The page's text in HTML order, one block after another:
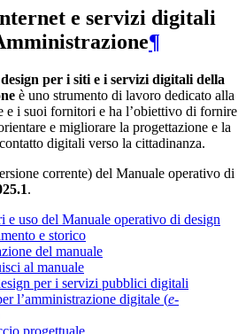
e servizi digitali
¶
per i siti e i servizi digitali della
è uno strumento di lavoro dedicato alla
e i suoi fornitori e ha l’obiettivo di fornire
e migliorare la progettazione e la
digitali verso la cittadinanza.
corrente) del Manuale operativo di
.
e uso del Manuale operativo di design
e storico
del manuale
al manuale
per i servizi pubblici digitali
l’amministrazione digitale (e-
progettuale